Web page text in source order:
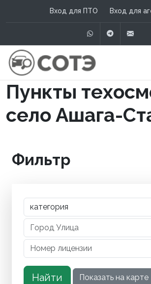
Вход для ПТО Вход для
WhatsApp
Пункты
село Ашага-
Фильтр